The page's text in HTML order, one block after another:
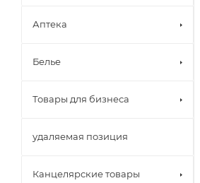
Аптека
Белье
Товары для бизнеса
удаляемая позиция
Канцелярские товары